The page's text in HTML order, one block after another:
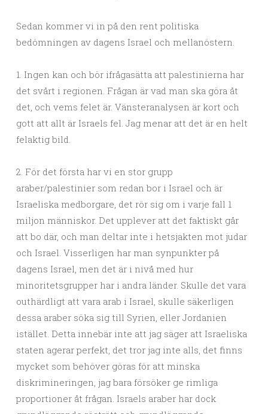
Sedan kommer vi in på den rent politiska
bedömningen av dagens Israel och mellanöstern.
1. Ingen kan och bör ifrågasätta att palestinierna har
det svårt i regionen. Frågan är vad man ska göra åt
det, och vems felet är. Vänsteranalysen är kort och
gott att allt är Israels fel. Jag menar att det är en helt
felaktig bild.
2. För det första har vi en stor grupp
araber/palestinier som redan bor i Israel och är
Israeliska medborgare, det rör sig om i varje fall 1
miljon människor. Det upplever att det faktiskt går
att bo där, och man deltar inte i hetsjakten mot judar
och Israel. Visserligen har man synpunkter på
dagens Israel, men det är i nivå med hur
minoritetsgrupper har i andra länder. Skulle det vara
outhärdligt att vara arab i Israel, skulle säkerligen
dessa araber söka sig till Syrien, eller Jordanien
istället. Detta innebär inte att jag säger att Israeliska
staten agerar perfekt, det tror jag inte alls, det finns
mycket som behöver göras för att minska
diskrimineringen, jag bara försöker ge rimliga
proportioner åt frågan. Israels araber har dock